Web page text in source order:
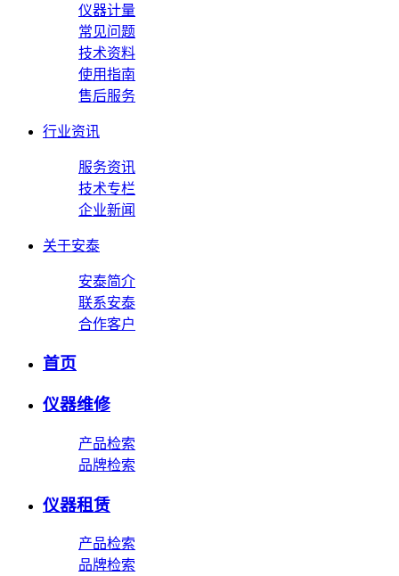
仪器计量
常见问题
技术资料
使用指南
售后服务
行业资讯
服务资讯
技术专栏
企业新闻
关于安泰
安泰简介
联系安泰
合作客户
首页
仪器维修
产品检索
品牌检索
仪器租赁
产品检索
品牌检索